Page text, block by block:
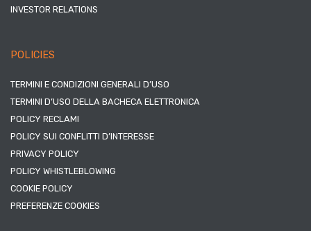
INVESTOR RELATIONS
POLICIES
TERMINI E CONDIZIONI GENERALI D’USO
TERMINI D’USO DELLA BACHECA ELETTRONICA
POLICY RECLAMI
POLICY SUI CONFLITTI D’INTERESSE
PRIVACY POLICY
POLICY WHISTLEBLOWING
COOKIE POLICY
PREFERENZE COOKIES